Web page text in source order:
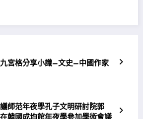
宮格分享小識–文史–中國作家
師范年夜學孔子文明研討院郭